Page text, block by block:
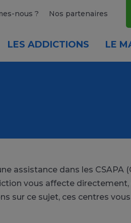
nous ? Nos partenaires
LES ADDICTIONS LE
assistance dans les CSAPA
vous affecte
sur ce sujet, ces centres